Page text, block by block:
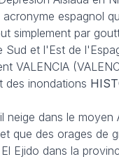
espagnol
simplement par
Sud et l'Est de
VALENCIA
des inondations
neige dans le moyen
que des orages de
Ejido dans la